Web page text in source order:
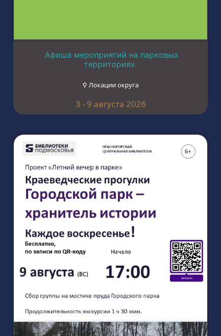
Афиша мероприятий на парковых
территориях
⚲ Локации округа
3 - 9 августа 2026